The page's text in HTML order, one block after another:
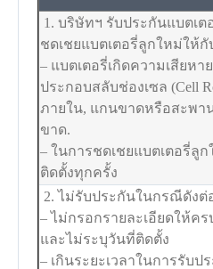
1. บริษัทฯ รับประกันแบตเต
ชดเชยแบตเตอรี่ลูกใหม่ให้
– แบตเตอรี่เกิดความเสียหา
ประกอบสลับช่องเซล (Cell
ภายใน, แกนขาดหรือสะพา
ขาด.
– ในการชดเชยแบตเตอรี่ลู
ติดตั้งทุกครั้ง
2. ไม่รับประกันในกรณีดังต่
– ไม่กรอกรายละเอียดให้ค
และไม่ระบุวันที่ติดตั้ง
– เกินระยะเวลาในการรับป